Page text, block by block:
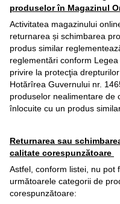
produselor în Magazinul
Activitatea magazinului
returnarea și schimbarea
produs similar
reglementări conform
privire la protecţia
Hotărîrea Guvernului nr.
produselor nealimentare de
înlocuite cu un produs
Returnarea sau
calitate corespunzătoare
Astfel, conform listei, nu pot
următoarele categorii de
corespunzătoare: